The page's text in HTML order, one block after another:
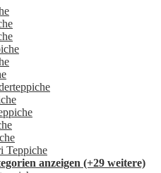
Teppiche
anzeigen (+29 weitere)